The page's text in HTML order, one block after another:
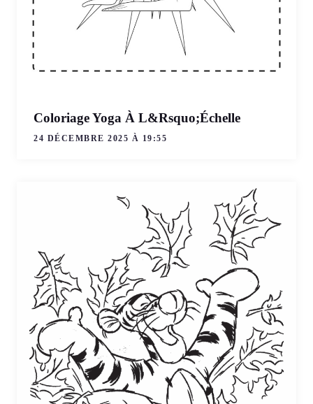
Coloriage Yoga À L&Rsquo;Échelle
24 DÉCEMBRE 2025 À 19:55